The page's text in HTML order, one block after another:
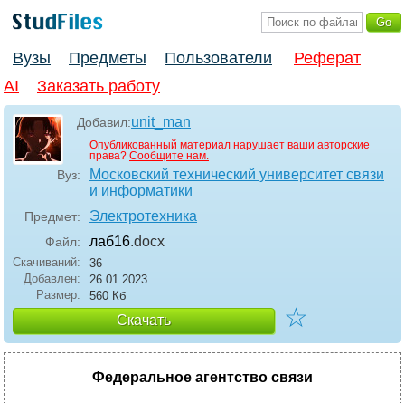
Вузы Предметы Пользователи
Реферат
AI
Заказать работу
Добавил:unit_man
Опубликованный материал нарушает ваши авторские
права? Сообщите нам.
Вуз:
Московский технический университет связи
и информатики
Предмет: Электротехника
Файл: лаб16.docx
Скачиваний:
36
Добавлен:
26.01.2023
Размер:
560 Кб
Скачать ☆
Федеральное агентство связи